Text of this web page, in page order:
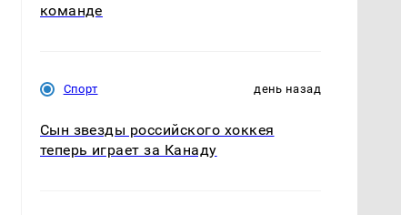
команде
Спорт день назад
Сын звезды российского хоккея
теперь играет за Канаду